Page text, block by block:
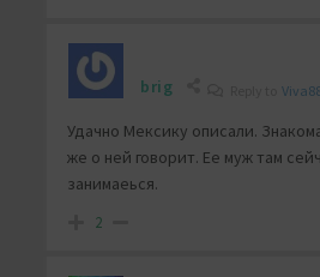
brig
Удачно Мексику описали.
же о ней говорит. Ее муж там
занимаеься.
2